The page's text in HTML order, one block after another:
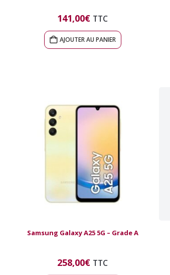
141,00€ TTC
AJOUTER AU PANIER
Samsung Galaxy A25 5G – Grade A
258,00€ TTC